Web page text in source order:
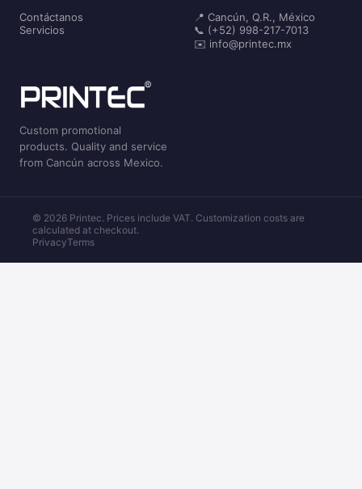
Contáctanos
Servicios
📍 Cancún, Q.R., México
📞 (+52) 998-217-7013
✉️ info@printec.mx
Custom promotional
products. Quality and service
from Cancún across Mexico.
© 2026 Printec. Prices include VAT. Customization costs are
calculated at checkout.
PrivacyTerms